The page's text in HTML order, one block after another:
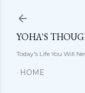
YOHA'S
Today's Life You Will
HOME